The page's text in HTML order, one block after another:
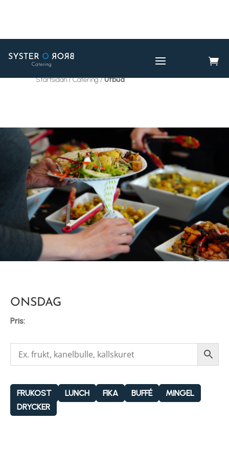

CATERING UTBUD
Startsidan / Catering /Utbud
ONSDAG
Pris:
FRUKOST LUNCH FIKA BUFFÉ
MINGEL
DRYCKER